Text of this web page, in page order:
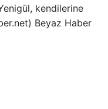
kendilerine
Beyaz Haber